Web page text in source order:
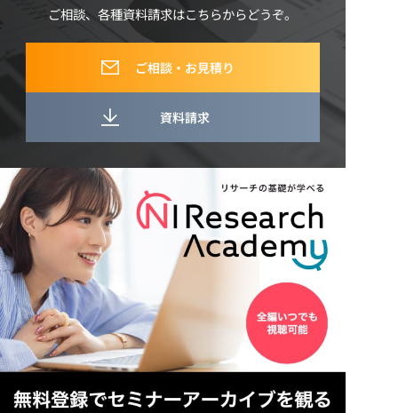
ご相談、各種資料請求はこちらからどうぞ。
ご相談・お見積り
資料請求